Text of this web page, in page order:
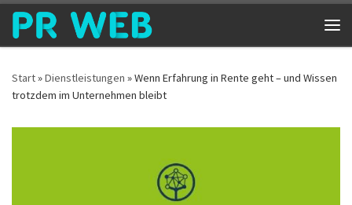
Zum Inhalt springen
Start»Dienstleistungen »Wenn Erfahrung in Rente geht – und Wissen
trotzdem im Unternehmen bleibt